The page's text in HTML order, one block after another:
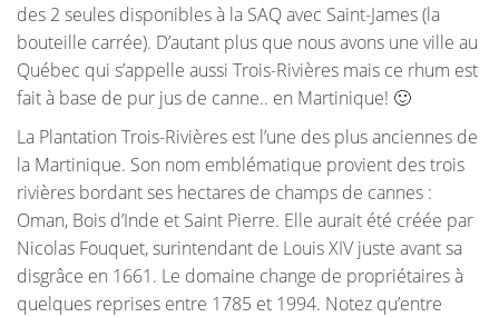
des 2 seules disponibles à la SAQ avec Saint-James (la
bouteille carrée). D’autant plus que nous avons une ville au
Québec qui s’appelle aussi Trois-Rivières mais ce rhum est
fait à base de pur jus de canne.. en Martinique! 🙂
La Plantation Trois-Rivières est l’une des plus anciennes de
la Martinique. Son nom emblématique provient des trois
rivières bordant ses hectares de champs de cannes :
Oman, Bois d’Inde et Saint Pierre. Elle aurait été créée par
Nicolas Fouquet, surintendant de Louis XIV juste avant sa
disgrâce en 1661. Le domaine change de propriétaires à
quelques reprises entre 1785 et 1994. Notez qu’entre